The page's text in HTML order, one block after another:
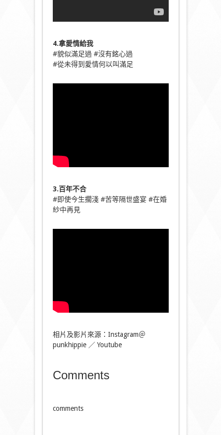
4.拿愛情給我
#貌似滿足過 #沒有銘心過
#從未得到愛情何以叫滿足
3.百年不合
#即使今生擱淺 #苦等隔世盛宴 #在婚
紗中再見
相片及影片來源：Instagram＠
punkhippie ／ Youtube
Comments
comments